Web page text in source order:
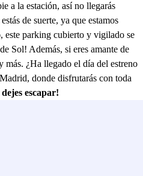
a la estación, así no llegarás
de suerte, ya que estamos
este parking cubierto y vigilado se
Sol! Además, si eres amante de
más. ¿Ha llegado el día del estreno
donde disfrutarás con toda
escapar!